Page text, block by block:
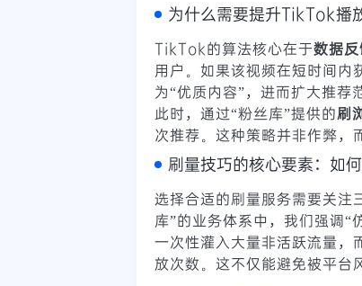
为什么需要提升TikTok播
TikTok的算法核心在于数据
用户。如果该视频在短时间内
为“优质内容”，进而扩大推荐
此时，通过“粉丝库”提供的刷
次推荐。这种策略并非作弊，
刷量技巧的核心要素：如
选择合适的刷量服务需要关注
库”的业务体系中，我们强调
一次性灌入大量非活跃流量，
放次数。这不仅能避免被平台